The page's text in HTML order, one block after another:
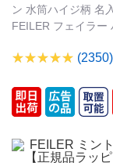
ン 水筒ハイジ柄 名
FEILER フェイラー
(2350)